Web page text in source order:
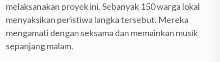
melaksanakan proyek ini. Sebanyak 150 warga lokal
menyaksikan peristiwa langka tersebut. Mereka
mengamati dengan seksama dan memainkan musik
sepanjang malam.